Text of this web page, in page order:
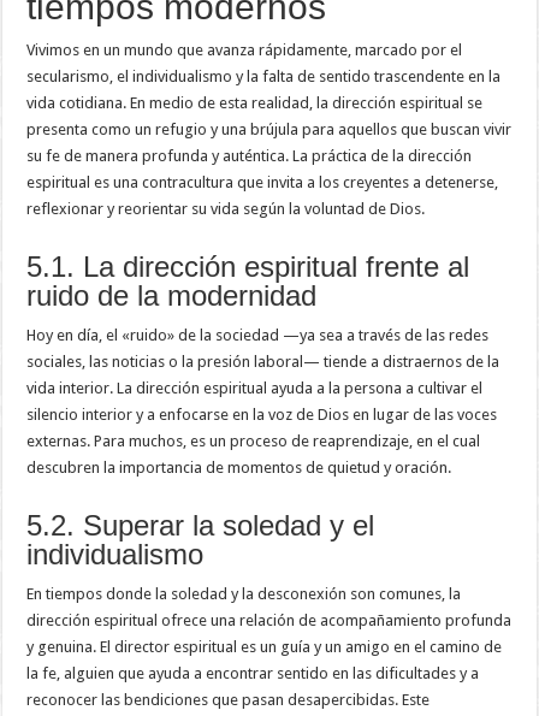
Vivimos en un mundo que avanza rápidamente, marcado por el
secularismo, el individualismo y la falta de sentido trascendente en la
vida cotidiana. En medio de esta realidad, la dirección espiritual se
presenta como un refugio y una brújula para aquellos que buscan vivir
su fe de manera profunda y auténtica. La práctica de la dirección
espiritual es una contracultura que invita a los creyentes a detenerse,
reflexionar y reorientar su vida según la voluntad de Dios.
5.1. La dirección espiritual frente al
ruido de la modernidad
Hoy en día, el «ruido» de la sociedad —ya sea a través de las redes
sociales, las noticias o la presión laboral— tiende a distraernos de la
vida interior. La dirección espiritual ayuda a la persona a cultivar el
silencio interior y a enfocarse en la voz de Dios en lugar de las voces
externas. Para muchos, es un proceso de reaprendizaje, en el cual
descubren la importancia de momentos de quietud y oración.
5.2. Superar la soledad y el
individualismo
En tiempos donde la soledad y la desconexión son comunes, la
dirección espiritual ofrece una relación de acompañamiento profunda
y genuina. El director espiritual es un guía y un amigo en el camino de
la fe, alguien que ayuda a encontrar sentido en las dificultades y a
reconocer las bendiciones que pasan desapercibidas. Este